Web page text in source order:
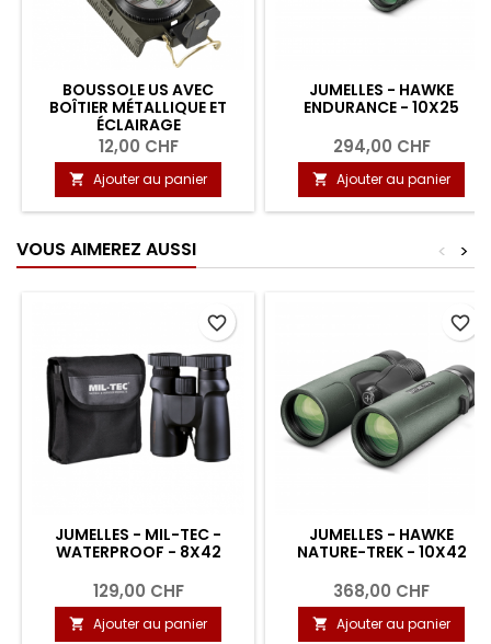
BOUSSOLE US AVEC
BOÎTIER MÉTALLIQUE ET
ÉCLAIRAGE
12,00 CHF
 Ajouter au panier
JUMELLES - HAWKE
ENDURANCE - 10X25
294,00 CHF
 Ajouter au panier
VOUS AIMEREZ AUSSI >
<
JUMELLES - MIL-TEC -
WATERPROOF - 8X42
129,00 CHF
 Ajouter au panier
favorite_border
JUMELLES - HAWKE
NATURE-TREK - 10X42
368,00 CHF
 Ajouter au panier
favorite_border